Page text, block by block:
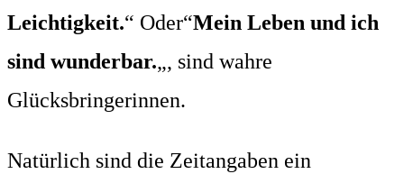
Leichtigkeit.“ Oder“Mein Leben und ich
sind wunderbar.„, sind wahre
Glücksbringerinnen.
Natürlich sind die Zeitangaben ein